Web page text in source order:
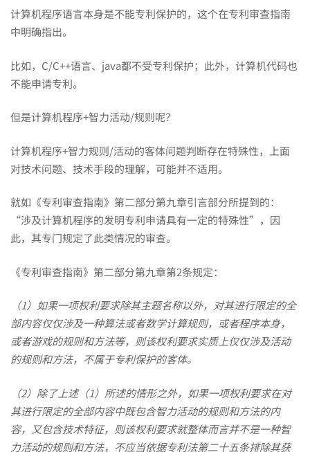
计算机程序语言本身是不能专利保护的，这个在专利审查指南
中明确指出。
比如，C/C++语言、java都不受专利保护；此外，计算机代码也
不能申请专利。
但是计算机程序+智力活动/规则呢？
计算机程序+智力规则/活动的客体问题判断存在特殊性，上面
对技术问题、技术手段的理解，可能并不适用。
就如《专利审查指南》第二部分第九章引言部分所提到的：
“涉及计算机程序的发明专利申请具有一定的特殊性”，因
此，其专门规定了此类情况的审查。
《专利审查指南》第二部分第九章第2条规定：
（1）如果一项权利要求除其主题名称以外，对其进行限定的全
部内容仅仅涉及一种算法或者数学计算规则，或者程序本身，
或者游戏的规则和方法等，则该权利要求实质上仅仅涉及活动
的规则和方法，不属于专利保护的客体。
（2）除了上述（1）所述的情形之外，如果一项权利要求在对
其进行限定的全部内容中既包含智力活动的规则和方法的内
容，又包含技术特征，则该权利要求就整体而言并不是一种智
力活动的规则和方法，不应当依据专利法第二十五条排除其获